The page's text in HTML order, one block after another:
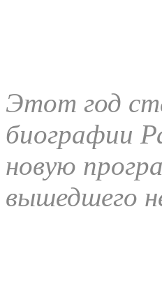
Этот год
биографии
новую
вышедшего